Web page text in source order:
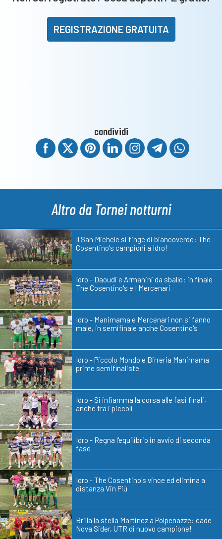
REGISTRAZIONE GRATUITA
condividi
Altro da Tornei notturni
Il San Michele si tinge di biancoverde: The
Cosentino's campioni a Idro!
Idro - Daoudi e Armanini da sballo: in finale
The Cosentino's e I Mercenari
Idro - Manimama e Mercenari non si fanno
male, in semifinale anche Cosentino's
Idro - Piccolo Mondo e Birreria Manimama
prime semifinaliste
Idro - Si infiamma la corsa alle fasi finali,
anche tra i piccoli
Idro - Regna l'equilibrio in avvio di seconda
fase
Idro - The Cosentino's vince ed elimina a
distanza Vin Più
Brilla la stella Martinez a Polpenazze: cade
Nova Sider, UTR di nuovo campione!